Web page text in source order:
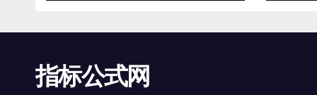
指标公式网